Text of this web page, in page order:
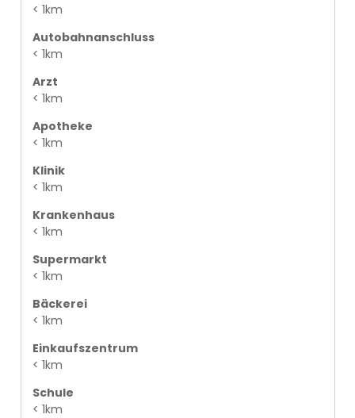
< 1km
Autobahnanschluss
< 1km
Arzt
< 1km
Apotheke
< 1km
Klinik
< 1km
Krankenhaus
< 1km
Supermarkt
< 1km
Bäckerei
< 1km
Einkaufszentrum
< 1km
Schule
< 1km